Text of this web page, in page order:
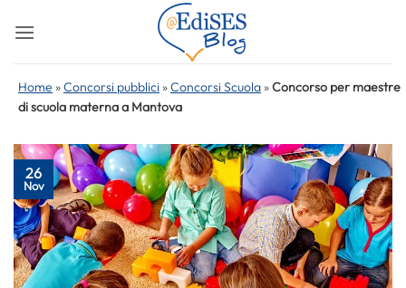
Home »Concorsi pubblici »Concorsi Scuola »Concorso per maestre
di scuola materna a Mantova
26
Nov